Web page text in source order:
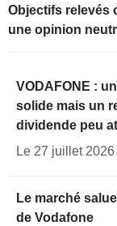
Objectifs relevés
une opinion
VODAFONE :
solide mais un
dividende peu
Le 27 juillet
Le marché
de Vodafone